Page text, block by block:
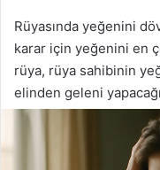
Rüyasında yeğenini
karar için yeğenini en
rüya, rüya sahibinin
elinden geleni